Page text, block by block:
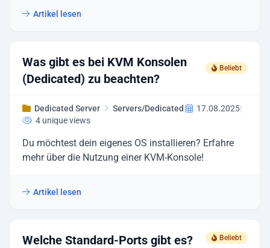
Artikel lesen
Beliebt
Was gibt es bei KVM Konsolen
(Dedicated) zu beachten?
Dedicated Server Servers/Dedicated| 17.08.2025|
4 unique views
Du möchtest dein eigenes OS installieren? Erfahre
mehr über die Nutzung einer KVM-Konsole!
Artikel lesen
Beliebt
Welche Standard-Ports gibt es?